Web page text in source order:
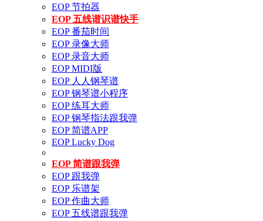
EOP 节拍器
EOP 五线谱识谱快手
EOP 番茄时间
EOP 录像大师
EOP 录音大师
EOP MIDI版
EOP 人人钢琴谱
EOP 钢琴谱小程序
EOP 练耳大师
EOP 钢琴指法跟我弹
EOP 简谱APP
EOP Lucky Dog
EOP 简谱跟我弹
EOP 跟我弹
EOP 乐谱架
EOP 作曲大师
EOP 五线谱跟我弹